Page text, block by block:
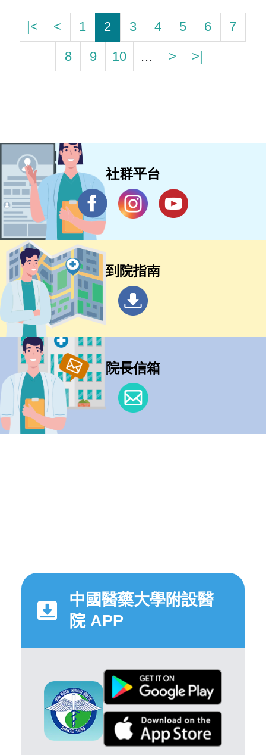
|< < 1 2 3 4 5 6
7
8
9 10 … > >|
社群平台
到院指南
院長信箱
中國醫藥大學附設醫
院 APP